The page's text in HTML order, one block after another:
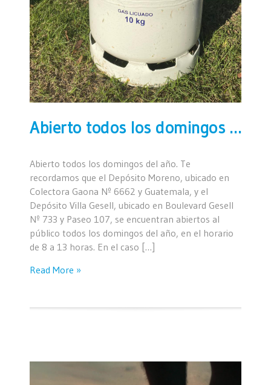
Abierto todos los domingos del año
Abierto todos los domingos del año. Te
recordamos que el Depósito Moreno, ubicado en
Colectora Gaona Nº 6662 y Guatemala, y el
Depósito Villa Gesell, ubicado en Boulevard Gesell
Nº 733 y Paseo 107, se encuentran abiertos al
público todos los domingos del año, en el horario
de 8 a 13 horas. En el caso […]
Read More »